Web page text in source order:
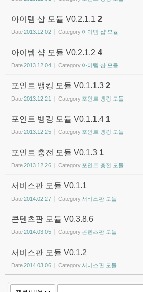
아이템 샵 모듈 V0.2.1.1 2
Date2013.12.02 Category 아이템 샵 모듈
아이템 샵 모듈 V0.2.1.2 4
Date2013.12.04 Category 아이템 샵 모듈
포인트 뱅킹 모듈 V0.1.1.3 2
Date2013.12.21 Category 포인트 뱅킹 모듈
포인트 뱅킹 모듈 V0.1.1.4 1
Date2013.12.25 Category 포인트 뱅킹 모듈
포인트 충전 모듈 V0.1.3 1
Date2013.12.26 Category 포인트 충전 모듈
서비스판 모듈 V0.1.1
Date2014.02.27 Category 서비스판 모듈
콘텐츠판 모듈 V0.3.8.6
Date2014.03.05 Category 콘텐츠판 모듈
서비스판 모듈 V0.1.2
Date2014.03.06 Category 서비스판 모듈